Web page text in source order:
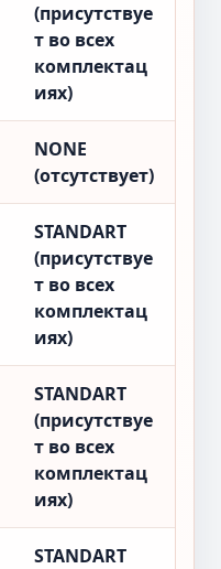
(присутствуе
т во всех
комплектац
иях)
NONE
(отсутствует)
STANDART
(присутствуе
т во всех
комплектац
иях)
STANDART
(присутствуе
т во всех
комплектац
иях)
STANDART